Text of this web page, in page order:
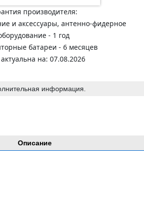
Описание
производителя:
и аксессуары, антенно-фидерное
- 1 год
батареи - 6 месяцев
на: 07.08.2026
информация.